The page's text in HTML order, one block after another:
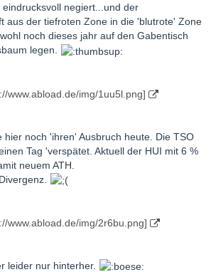
negiert...und der
aus der tiefroten Zone in die 'blutrote' Zone
noch dieses jahr auf den Gabentisch
legen.
www.abload.de/img/1uu5l.png]
hier noch 'ihren' Ausbruch heute. Die TSO
Tag 'verspätet. Aktuell der HUI mit 6 %
neuem ATH.
www.abload.de/img/2r6bu.png]
leider nur hinterher.